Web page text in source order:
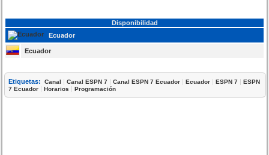
Disponibilidad
Ecuador
Ecuador
Etiquetas: Canal |Canal ESPN 7 |Canal ESPN 7 Ecuador |Ecuador |ESPN 7 |ESPN
7 Ecuador |Horarios |Programación